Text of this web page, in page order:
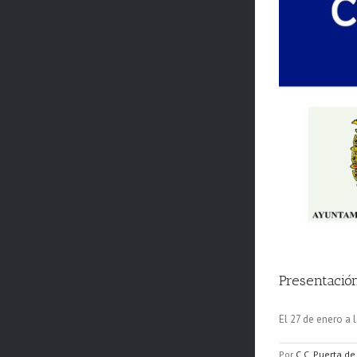
El 27 de enero a
Por C.C. Puerta